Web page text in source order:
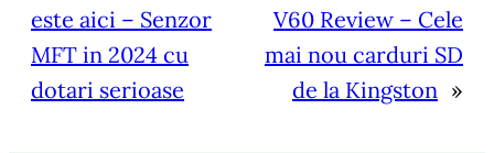
este aici – Senzor
MFT in 2024 cu
dotari serioase
V60 Review – Cele
mai nou carduri SD
de la Kingston »